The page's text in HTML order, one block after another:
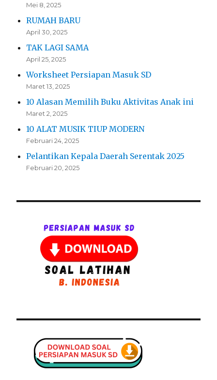
Mei 8, 2025
RUMAH BARU
April 30, 2025
TAK LAGI SAMA
April 25, 2025
Worksheet Persiapan Masuk SD
Maret 13, 2025
10 Alasan Memilih Buku Aktivitas Anak ini
Maret 2, 2025
10 ALAT MUSIK TIUP MODERN
Februari 24, 2025
Pelantikan Kepala Daerah Serentak 2025
Februari 20, 2025